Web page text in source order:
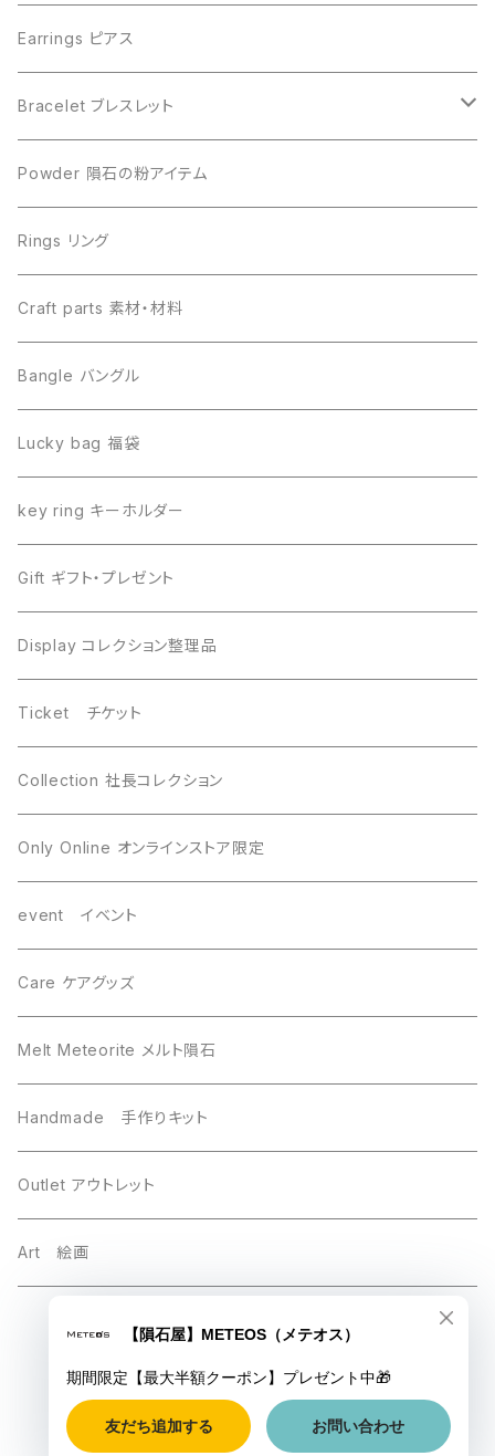
Campo del Cielo カンポデルシエロ
Muonionalusta ムオニオナルスタ
Sericho セリコ
Libyan desert glass リビアングラス
Canyon Diablo キャニオンディアブロ
Imilac イミラック
Henbury ヘンブリー
Dronino ドロニノ
Moldavite モルダバイト
Seymchan セイムチャン
WireWrapping ワイヤーラッピング
Gebel Kamil ゲベルカミル
Mundrabilla マンドラビラ
Saint-Aubin サントーバン
Sikhote-Alin シホーテアリン
others その他
Uruacu ウルアク
Brahin ブラヒン
Chinga チンガ―
Esquel エスケル
Campo del Cielo カンポデルシエロ
Aletai アルタイ
Muonionalusta ムオニオナルスタ
Henbury ヘンブリー
Sericho セリコ
Libyan desert glass リビアングラス
Seymchan セイムチャン
Imilac イミラック
Moldavite モルダバイト
Dronino ドロニノ
Brahin ブラヒン
Uruacu ウルアク
Canyon Diablo キャニオンディアブロ
Agoudal アグダル
Chelyabinsk チェリャビンスク
Mundrabilla マンドラビラ
Chinga チンガー
Taza タザ
Gebel Kamil ゲベルカミル
Mars 火星
Earrings ピアス
Bracelet ブレスレット
ビーズ単品
Powder 隕石の粉アイテム
Rings リング
Craft parts 素材・材料
Bangle バングル
Lucky bag 福袋
key ring キーホルダー
Gift ギフト・プレゼント
Display コレクション整理品
Ticket チケット
Collection 社長コレクション
Only Online オンラインストア限定
event イベント
Care ケアグッズ
Melt Meteorite メルト隕石
Handmade 手作りキット
Outlet アウトレット
Art 絵画
Powered by